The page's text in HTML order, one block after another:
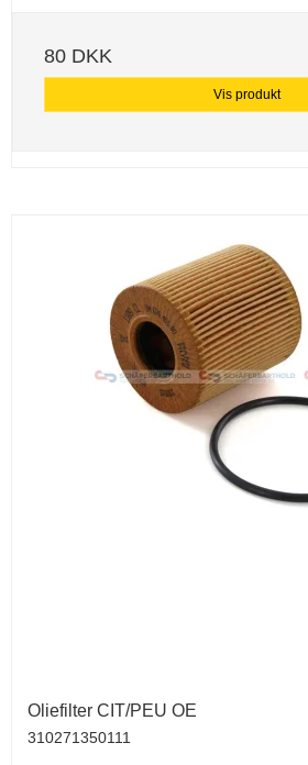
80 DKK
Vis produkt
Oliefilter CIT/PEU OE
310271350111